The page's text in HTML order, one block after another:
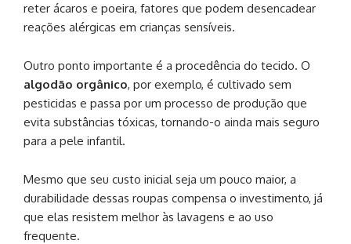
reter ácaros e poeira, fatores que podem desencadear
reações alérgicas em crianças sensíveis.
Outro ponto importante é a procedência do tecido. O
algodão orgânico, por exemplo, é cultivado sem
pesticidas e passa por um processo de produção que
evita substâncias tóxicas, tornando-o ainda mais seguro
para a pele infantil.
Mesmo que seu custo inicial seja um pouco maior, a
durabilidade dessas roupas compensa o investimento, já
que elas resistem melhor às lavagens e ao uso
frequente.